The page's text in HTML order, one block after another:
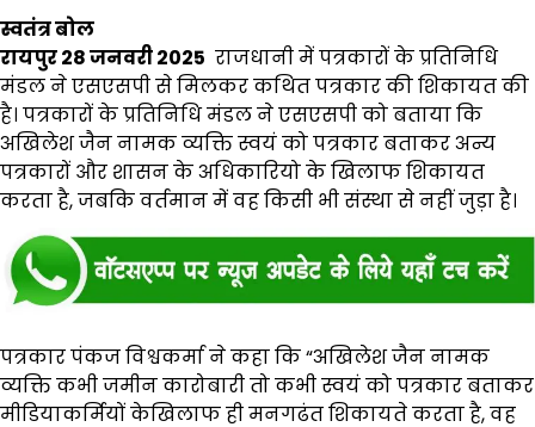
स्वतंत्र बोल
रायपुर 28 जनवरी 2025 राजधानी में पत्रकारों के प्रतिनिधि
मंडल ने एसएसपी से मिलकर कथित पत्रकार की शिकायत की
है। पत्रकारों के प्रतिनिधि मंडल ने एसएसपी को बताया कि
अखिलेश जैन नामक व्यक्ति स्वयं को पत्रकार बताकर अन्य
पत्रकारों और शासन के अधिकारियो के खिलाफ शिकायत
करता है, जबकि वर्तमान में वह किसी भी संस्था से नहीं जुड़ा है।
पत्रकार पंकज विश्वकर्मा ने कहा कि “अखिलेश जैन नामक
व्यक्ति कभी जमीन कारोबारी तो कभी स्वयं को पत्रकार बताकर
मीडियाकर्मियों केखिलाफ ही मनगढंत शिकायते करता है, वह